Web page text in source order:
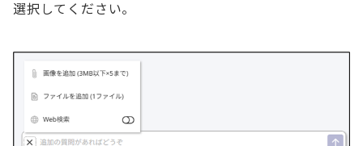
選択してください。